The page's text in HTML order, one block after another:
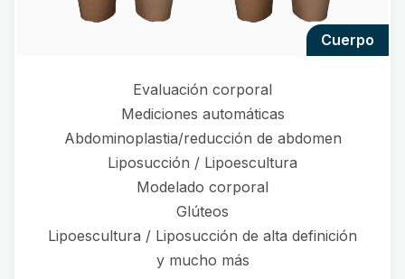
cuerpo
Evaluación corporal
Mediciones automáticas
Abdominoplastia/reducción de abdomen
Liposucción / Lipoescultura
Modelado corporal
Glúteos
Lipoescultura / Liposucción de alta definición
y mucho más